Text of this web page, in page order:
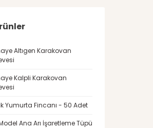
Altıgen Karakovan
Kalpli Karakovan
Yumurta Fincanı - 50 Adet
Ana Arı İşaretleme Tüpü